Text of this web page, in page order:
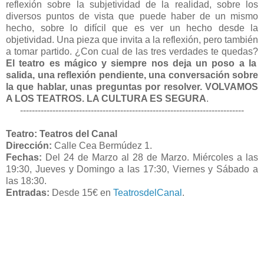
reflexión sobre la subjetividad de la realidad, sobre los
diversos puntos de vista que puede haber de un mismo
hecho, sobre lo difícil que es ver un hecho desde la
objetividad. Una pieza que invita a la reflexión, pero también
a tomar partido. ¿Con cual de las tres verdades te quedas?
El teatro es mágico y siempre nos deja un poso a la
salida, una reflexión pendiente, una conversación sobre
la que hablar, unas preguntas por resolver. VOLVAMOS
A LOS TEATROS. LA CULTURA ES SEGURA.
----------------------------------------------------------------------------
Teatro: Teatros del Canal
Dirección: Calle Cea Bermúdez 1.
Fechas: Del 24 de Marzo al 28 de Marzo. Miércoles a las
19:30, Jueves y Domingo a las 17:30, Viernes y Sábado a
las 18:30.
Entradas: Desde 15€ en TeatrosdelCanal .